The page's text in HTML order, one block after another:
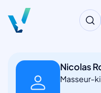
Nicolas
Masseur-